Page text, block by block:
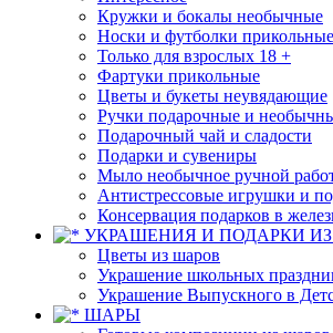
Кружки и бокалы необычные
Носки и футболки прикольные
Только для взрослых 18 +
Фартуки прикольные
Цветы и букеты неувядающие
Ручки подарочные и
Подарочный чай и сладости
Подарки и сувениры
Мыло необычное ручной
Антистрессовые игрушки и
Консервация подарков в
УКРАШЕНИЯ И ПОДАРКИ
Цветы из шаров
Украшение школьных
Украшение Выпускного в
ШАРЫ